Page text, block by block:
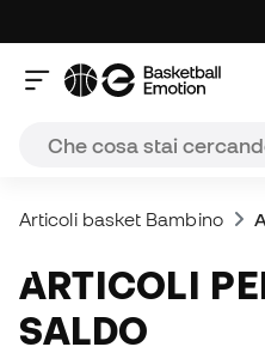
Articoli basket Bambino
ARTICOLI PER BAMBINI IN
SALDO